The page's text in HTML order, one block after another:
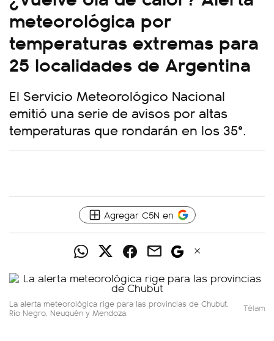
meteorológica por
temperaturas extremas para
25 localidades de Argentina
El Servicio Meteorológico Nacional
emitió una serie de avisos por altas
temperaturas que rondarán en los 35°.
Agregar C5N en
La alerta meteorológica rige para las provincias de Chubut,
Río Negro, Neuquén y Mendoza. Télam